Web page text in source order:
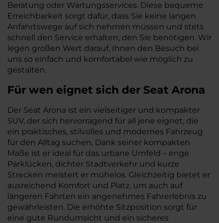
Beratung oder Wartungsservices. Diese bequeme
Erreichbarkeit sorgt dafür, dass Sie keine langen
Anfahrtswege auf sich nehmen müssen und stets
schnell den Service erhalten, den Sie benötigen. Wir
legen großen Wert darauf, Ihnen den Besuch bei
uns so einfach und komfortabel wie möglich zu
gestalten.
Für wen eignet sich der Seat Arona
Der Seat Arona ist ein vielseitiger und kompakter
SUV, der sich hervorragend für all jene eignet, die
ein praktisches, stilvolles und modernes Fahrzeug
für den Alltag suchen. Dank seiner kompakten
Maße ist er ideal für das urbane Umfeld – enge
Parklücken, dichter Stadtverkehr und kurze
Strecken meistert er mühelos. Gleichzeitig bietet er
ausreichend Komfort und Platz, um auch auf
längeren Fahrten ein angenehmes Fahrerlebnis zu
gewährleisten. Die erhöhte Sitzposition sorgt für
eine gute Rundumsicht und ein sicheres